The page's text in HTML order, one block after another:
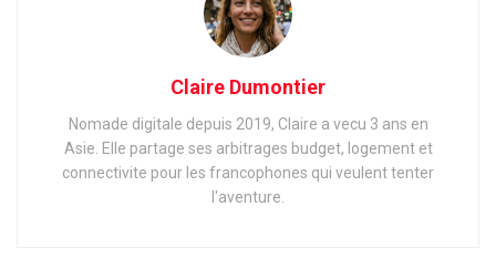
Claire Dumontier
Nomade digitale depuis 2019, Claire a vecu 3 ans en
Asie. Elle partage ses arbitrages budget, logement et
connectivite pour les francophones qui veulent tenter
l'aventure.